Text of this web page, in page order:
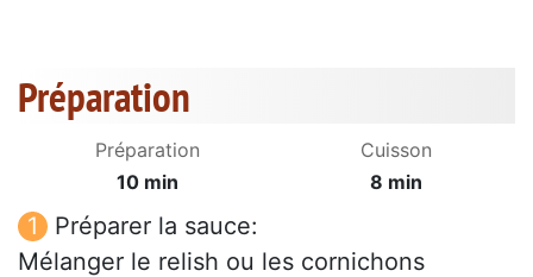
Préparation
Préparation
10 min
Cuisson
8 min
Préparer la sauce:
Mélanger le relish ou les cornichons